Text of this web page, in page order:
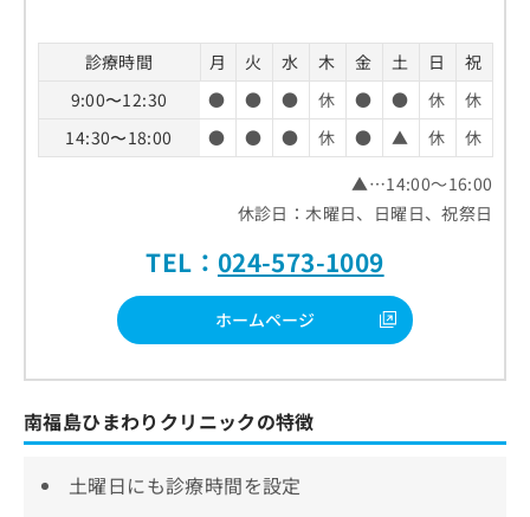
診療時間 月 火 水 木 金 土 日
祝
9:00〜12:30
● ● ● 休 ● ● 休
休
14:30〜18:00
● ● ● 休 ● ▲ 休
休
▲…14:00～16:00
休診日：木曜日、日曜日、祝祭日
TEL： 024-573-1009
ホームページ
南福島ひまわりクリニックの特徴
土曜日にも診療時間を設定